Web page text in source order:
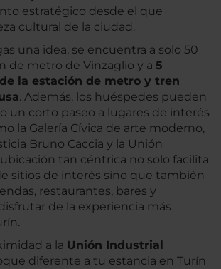
estratégico desde el que
cultural de la ciudad.
una idea, se encuentra a solo 50
de metro de Vinzaglio y a 5
la estación de metro y tren
. Además, los huéspedes pueden
un corto paseo a lugares de interés
la Galería Cívica de arte moderno,
Bruno Caccia y la Unión
tan céntrica no solo facilita
sitios de interés sino que también
restaurantes, bares y
de la experiencia más
a la Unión Industrial
diferente a tu estancia en Turín